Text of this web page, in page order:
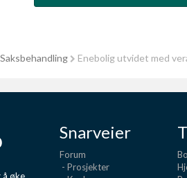
Enebolig utvidet med
Snarveier
Forum
- Prosjekter